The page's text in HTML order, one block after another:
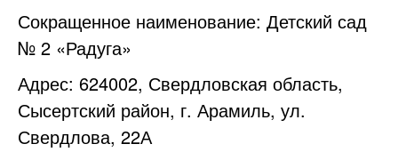
Сокращенное наименование: Детский сад
№ 2 «Радуга»
Адрес: 624002, Свердловская область,
Сысертский район, г. Арамиль, ул.
Свердлова, 22А